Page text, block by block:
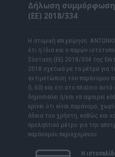
Δήλωση
(ΕΕ) 2018/334
Η ατομική επιχείρηση
ότι η ίδια και ο παρών
Σύσταση (ΕΕ) 2018/334 της
2018 σχετικά με τα μέτρα για
αντιμετώπιση του παράνομου
(L 63) και ότι στο πλαίσιο
δημοσιεύει ή/και να αφαιρεί
κρίνει ότι είναι παράνομο,
άδεια του χρήστη, καθώς και
προληπτικό μέτρο για την
παράνομου περιεχομένου.
Η